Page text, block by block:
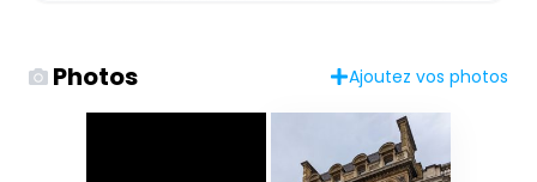
Photos Ajoutez vos photos